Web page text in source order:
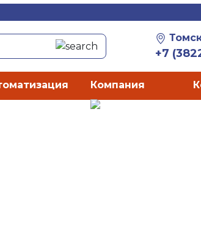
+7
Компания